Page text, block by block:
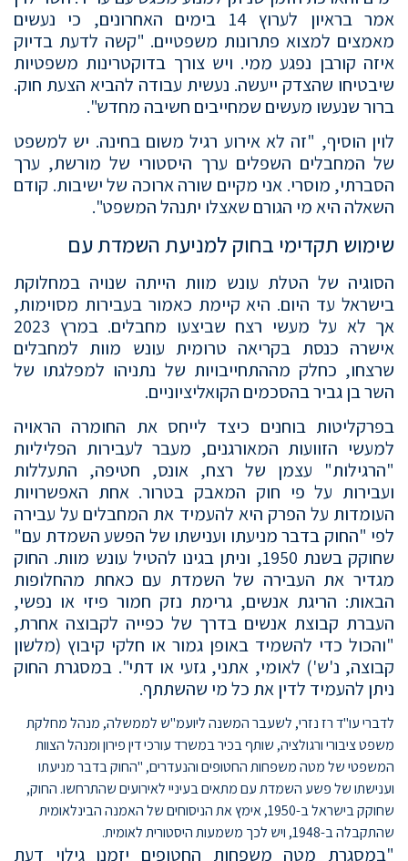
אמר בראיון לערוץ 14 בימים האחרונים, כי נעשים
מאמצים למצוא פתרונות משפטיים. "קשה לדעת בדיוק
איזה קורבן נפגע ממי. ויש צורך בדוקטרינות משפטיות
שיבטיחו שהצדק ייעשה. נעשית עבודה להביא הצעת חוק.
ברור שנעשו מעשים שמחייבים חשיבה מחדש".
לוין הוסיף, "זה לא אירוע רגיל משום בחינה. יש למשפט
של המחבלים השפלים ערך היסטורי של מורשת, ערך
הסברתי, מוסרי. אני מקיים שורה ארוכה של ישיבות. קודם
השאלה היא מי הגורם שאצלו יתנהל המשפט".
שימוש תקדימי בחוק למניעת השמדת עם
הסוגיה של הטלת עונש מוות הייתה שנויה במחלוקת
בישראל עד היום. היא קיימת כאמור בעבירות מסוימות,
אך לא על מעשי רצח שביצעו מחבלים. במרץ 2023
אישרה כנסת בקריאה טרומית עונש מוות למחבלים
שרצחו, כחלק מההתחייבויות של נתניהו למפלגתו של
השר בן גביר בהסכמים הקואליציוניים.
בפרקליטות בוחנים כיצד לייחס את החומרה הראויה
למעשי הזוועות המאורגנים, מעבר לעבירות הפליליות
"הרגילות" עצמן של רצח, אונס, חטיפה, התעללות
ועבירות על פי חוק המאבק בטרור. אחת האפשרויות
העומדות על הפרק היא להעמיד את המחבלים על עבירה
לפי "החוק בדבר מניעתו וענישתו של הפשע השמדת עם"
שחוקק בשנת 1950, וניתן בגינו להטיל עונש מוות. החוק
מגדיר את העבירה של השמדת עם כאחת מהחלופות
הבאות: הריגת אנשים, גרימת נזק חמור פיזי או נפשי,
העברת קבוצת אנשים בדרך של כפייה לקבוצה אחרת,
"והכול כדי להשמיד באופן גמור או חלקי קיבוץ (מלשון
קבוצה, נ'ש') לאומי, אתני, גזעי או דתי". במסגרת החוק
ניתן להעמיד לדין את כל מי שהשתתף.
לדברי עו"ד רז נזרי, לשעבר המשנה ליועמ"ש לממשלה, מנהל מחלקת
משפט ציבורי ורגולציה, שותף בכיר במשרד עורכי דין פירון ומנהל הצוות
המשפטי של מטה משפחות החטופים והנעדרים, "החוק בדבר מניעתו
וענישתו של פשע השמדת עם מתאים בעיניי לאירועים שהתרחשו. החוק,
שחוקק בישראל ב-1950, אימץ את הניסוחים של האמנה הבינלאומית
שהתקבלה ב-1948, ויש לכך משמעות היסטורית לאומית.
"במסגרת מטה משפחות החטופים יזמנו גילוי דעת